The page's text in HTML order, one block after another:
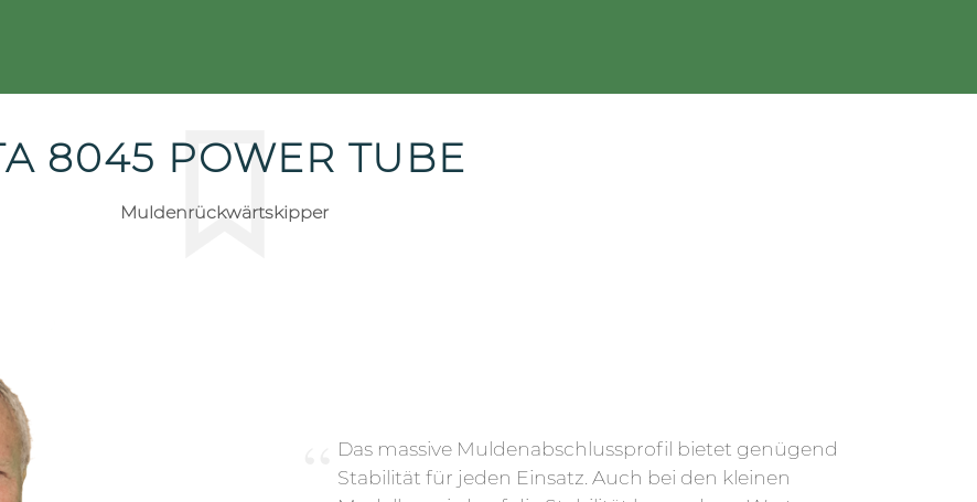
8045 POWER TUBE
Muldenrückwärtskipper
Das massive Muldenabschlussprofil bietet genügend
Stabilität für jeden Einsatz. Auch bei den kleinen